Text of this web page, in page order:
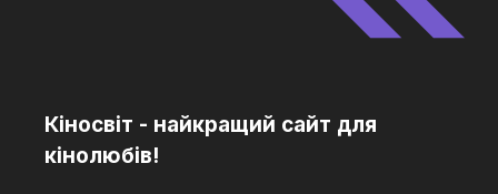
Кіносвіт - найкращий сайт для
кінолюбів!